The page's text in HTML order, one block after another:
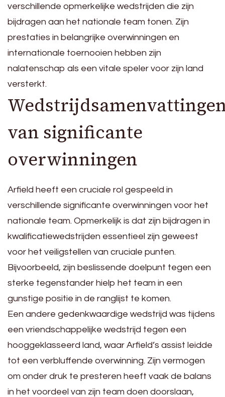
verschillende opmerkelijke wedstrijden die zijn
bijdragen aan het nationale team tonen. Zijn
prestaties in belangrijke overwinningen en
internationale toernooien hebben zijn
nalatenschap als een vitale speler voor zijn land
versterkt.
van significante
overwinningen
Arfield heeft een cruciale rol gespeeld in
verschillende significante overwinningen voor het
nationale team. Opmerkelijk is dat zijn bijdragen in
kwalificatiewedstrijden essentieel zijn geweest
voor het veiligstellen van cruciale punten.
Bijvoorbeeld, zijn beslissende doelpunt tegen een
sterke tegenstander hielp het team in een
gunstige positie in de ranglijst te komen.
Een andere gedenkwaardige wedstrijd was tijdens
een vriendschappelijke wedstrijd tegen een
hooggeklasseerd land, waar Arfield’s assist leidde
tot een verbluffende overwinning. Zijn vermogen
om onder druk te presteren heeft vaak de balans
in het voordeel van zijn team doen doorslaan,